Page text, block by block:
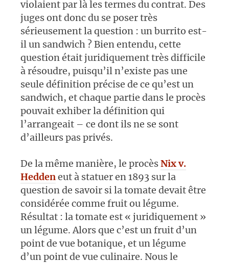
violaient par là les termes du contrat. Des
juges ont donc du se poser très
sérieusement la question : un burrito est-
il un sandwich ? Bien entendu, cette
question était juridiquement très difficile
à résoudre, puisqu’il n’existe pas une
seule définition précise de ce qu’est un
sandwich, et chaque partie dans le procès
pouvait exhiber la définition qui
l’arrangeait – ce dont ils ne se sont
d’ailleurs pas privés.
De la même manière, le procèsNix v.
Heddeneut à statuer en 1893 sur la
question de savoir si la tomate devait être
considérée comme fruit ou légume.
Résultat : la tomate est « juridiquement »
un légume. Alors que c’est un fruit d’un
point de vue botanique, et un légume
d’un point de vue culinaire. Nous le